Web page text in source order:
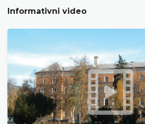
Informativni video